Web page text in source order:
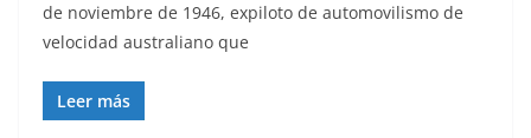
de noviembre de 1946, expiloto de automovilismo de
velocidad australiano que
Leer más